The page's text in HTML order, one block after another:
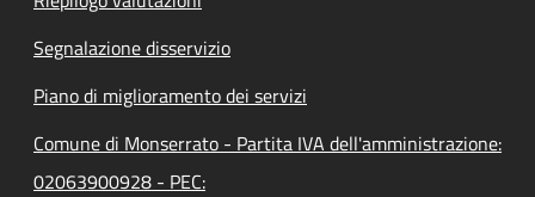
Segnalazione disservizio
Piano di miglioramento dei servizi
Comune di Monserrato - Partita IVA dell'amministrazione:
02063900928 - PEC: